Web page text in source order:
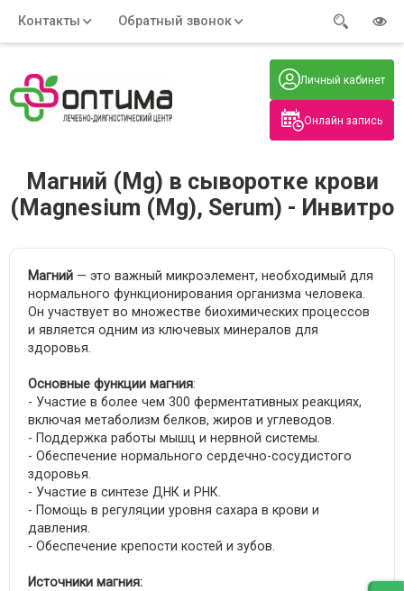
Онлайн запись
Личный кабинет
Контакты
Обратный звонок
Адрес:
Часы работы: Телефон:
+7 (914) 579-77-99
Нажмите на номер, чтобы
позвонить
Магний (Мg) в сыворотке крови
(Magnesium (Mg), Serum) - Инвитро
Магний — это важный микроэлемент, необходимый для
нормального функционирования организма человека.
Он участвует во множестве биохимических процессов
и является одним из ключевых минералов для
здоровья.
Основные функции магния:
- Участие в более чем 300 ферментативных реакциях,
включая метаболизм белков, жиров и углеводов.
- Поддержка работы мышц и нервной системы.
- Обеспечение нормального сердечно-сосудистого
здоровья.
- Участие в синтезе ДНК и РНК.
- Помощь в регуляции уровня сахара в крови и
давления.
- Обеспечение крепости костей и зубов.
Источники магния: